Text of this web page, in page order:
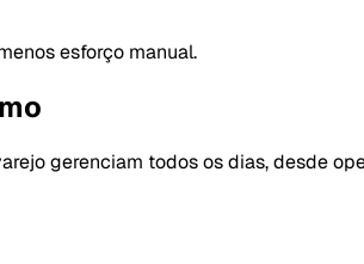
esforço manual.
gerenciam todos os dias, desde